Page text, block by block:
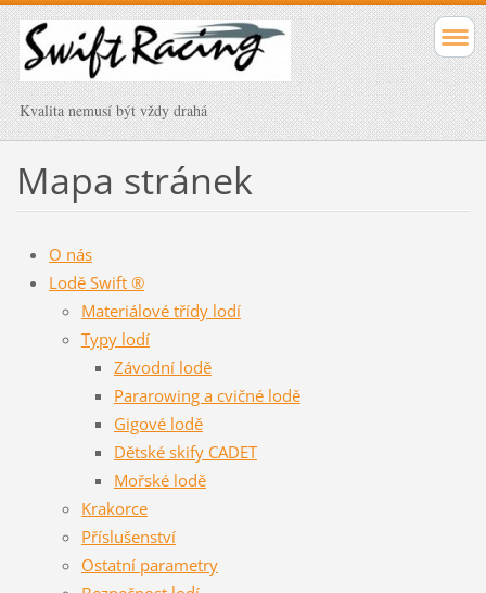
Kvalita nemusí být vždy drahá
Mapa stránek
O nás
Lodě Swift ®
Materiálové třídy lodí
Typy lodí
Závodní lodě
Pararowing a cvičné lodě
Gigové lodě
Dětské skify CADET
Mořské lodě
Krakorce
Příslušenství
Ostatní parametry